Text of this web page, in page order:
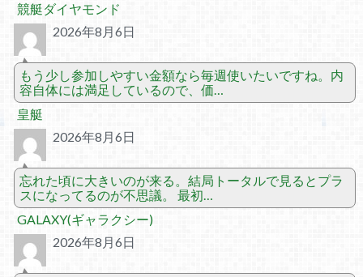
競艇ダイヤモンド
2026年8月6日
もう少し参加しやすい金額なら毎週使いたいですね。内
容自体には満足しているので、価…
皇艇
2026年8月6日
忘れた頃に大きいのが来る。結局トータルで見るとプラ
スになってるのが不思議。 最初…
GALAXY(ギャラクシー)
2026年8月6日